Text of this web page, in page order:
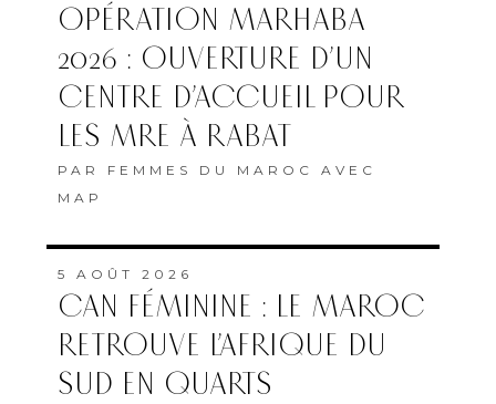
OPÉRATION MARHABA
2026 : OUVERTURE D’UN
CENTRE D’ACCUEIL POUR
LES MRE À RABAT
PAR FEMMES DU MAROC AVEC
MAP
5 AOÛT 2026
CAN FÉMININE : LE MAROC
RETROUVE L’AFRIQUE DU
SUD EN QUARTS